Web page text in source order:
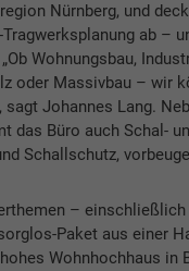
Nürnberg, und
Tragwerksplanung ab –
Wohnungsbau,
oder Massivbau – wir
sagt Johannes Lang.
das Büro auch Schal-
Schallschutz,
–
Paket aus einer
Wohnhochhaus in